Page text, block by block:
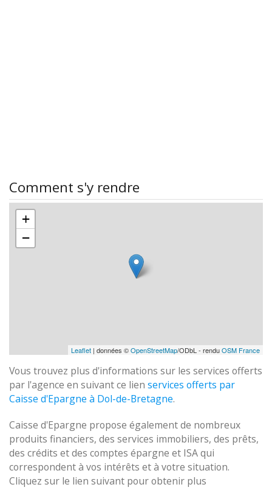
Comment s'y rendre
+
−
Leaflet | données ©OpenStreetMap/ODbL - renduOSM France
Vous trouvez plus d'informations sur les services offerts
par l'agence en suivant ce lien services offerts par
Caisse d'Epargne à Dol-de-Bretagne.
Caisse d'Epargne propose également de nombreux
produits financiers, des services immobiliers, des prêts,
des crédits et des comptes épargne et ISA qui
correspondent à vos intérêts et à votre situation.
Cliquez sur le lien suivant pour obtenir plus